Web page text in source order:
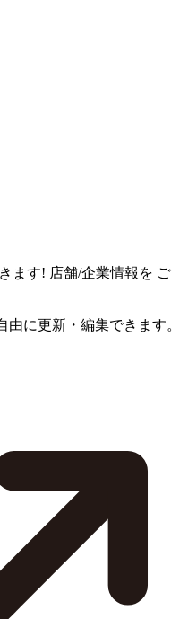
ます! 店舗/企業情報を ご
に更新・編集できます。